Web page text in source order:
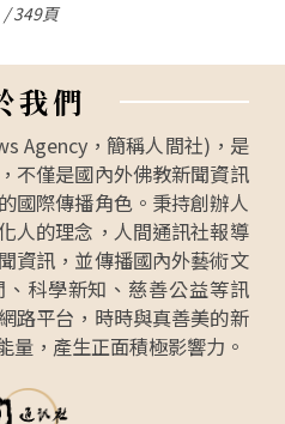
/ 349頁
我們
Agency，簡稱人間社)，是
不僅是國內外佛教新聞資訊
國際傳播角色。秉持創辦人
人的理念，人間通訊社報導
資訊，並傳播國內外藝術文
科學新知、慈善公益等訊
路平台，時時與真善美的新
量，產生正面積極影響力。